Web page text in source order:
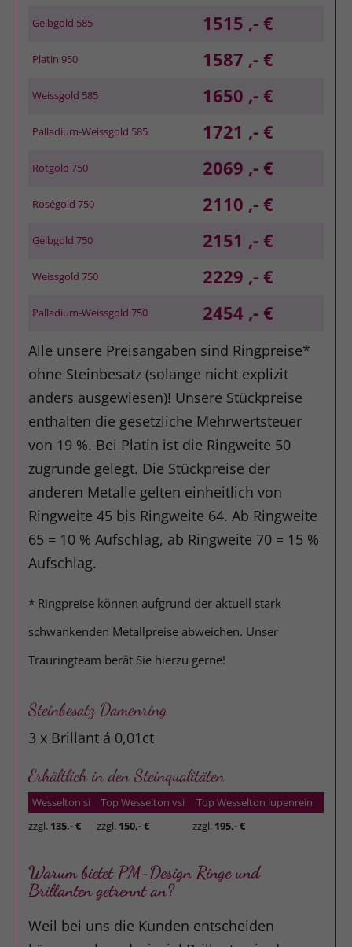
Gelbgold 585 1515 ,- €
Platin 950 1587 ,- €
Weissgold 585 1650 ,- €
Palladium-Weissgold 585 1721 ,- €
Rotgold 750 2069 ,- €
Roségold 750 2110 ,- €
Gelbgold 750 2151 ,- €
Weissgold 750 2229 ,- €
Palladium-Weissgold 750 2454 ,- €
Alle unsere Preisangaben sind Ringpreise*
ohne Steinbesatz (solange nicht explizit
anders ausgewiesen)! Unsere Stückpreise
enthalten die gesetzliche Mehrwertsteuer
von 19 %. Bei Platin ist die Ringweite 50
zugrunde gelegt. Die Stückpreise der
anderen Metalle gelten einheitlich von
Ringweite 45 bis Ringweite 64. Ab Ringweite
65 = 10 % Aufschlag, ab Ringweite 70 = 15 %
Aufschlag.
* Ringpreise können aufgrund der aktuell stark
schwankenden Metallpreise abweichen. Unser
Trauringteam berät Sie hierzu gerne!
Steinbesatz Damenring
3 x Brillant á 0,01ct
Erhältlich in den Steinqualitäten
Wesselton si Top Wesselton vsi
Top Wesselton lupenrein
zzgl. 135,- € zzgl. 150,- € zzgl. 195,- €
Warum bietet PM-Design Ringe und
Brillanten getrennt an?
Weil bei uns die Kunden entscheiden